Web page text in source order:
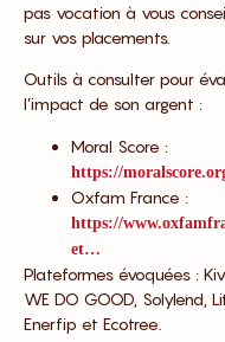
pas vocation à vous
sur vos placements.
Outils à consulter pour
l’impact de son argent :
Moral Score :
https://
Oxfam France :
https://
et…
Plateformes évoquées :
WE DO GOOD, Solylend,
Enerfip et Ecotree.